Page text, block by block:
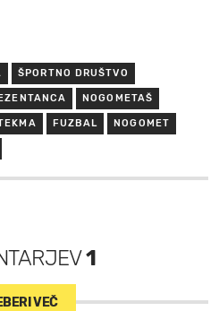
ŠPORTNO DRUŠTVO
NOGOMETAŠ
FUZBAL NOGOMET
1
VEČ